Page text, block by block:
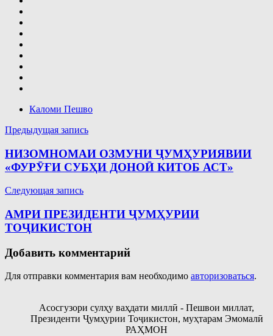
Каломи Пешво
Навигация
по
записям
Предыдущая запись
НИЗОМНОМАИ ОЗМУНИ ҶУМҲУРИЯВИИ
«ФУРӮҒИ СУБҲИ ДОНОӢ КИТОБ АСТ»
Следующая запись
АМРИ ПРЕЗИДЕНТИ ҶУМҲУРИИ
ТОҶИКИСТОН
Добавить комментарий
Для отправки комментария вам необходимо авторизоваться.
Асосгузори сулҳу ваҳдати миллӣ - Пешвои миллат,
Президенти Ҷумҳурии Тоҷикистон, муҳтарам Эмомалӣ
РАҲМОН